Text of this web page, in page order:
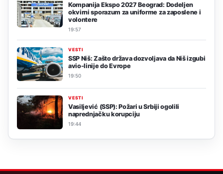
Kompanija Ekspo 2027 Beograd: Dodeljen
okvirni sporazum za uniforme za zaposlene i
volontere
19:57
VESTI
SSP Niš: Zašto država dozvoljava da Niš izgubi
avio-linije do Evrope
19:50
VESTI
Vasiljević (SSP): Požari u Srbiji ogolili
naprednjačku korupciju
19:44